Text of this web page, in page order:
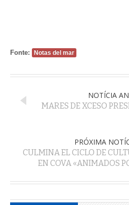
Fonte: Notas del mar
NOTÍCIA
MARES DE XCESO
PRÓXIMA
CULMINA EL CICLO DE
EN COVA «ANIMADOS